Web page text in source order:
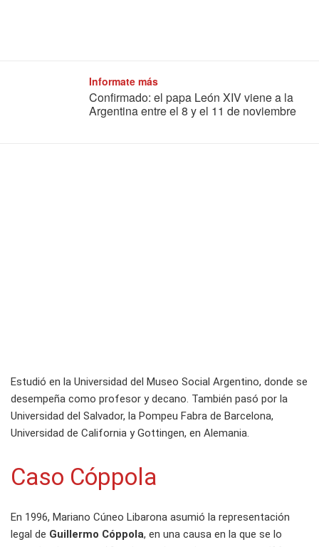
Informate más
Confirmado: el papa León XIV viene a la
Argentina entre el 8 y el 11 de noviembre
Estudió en la Universidad del Museo Social Argentino, donde se
desempeña como profesor y decano. También pasó por la
Universidad del Salvador, la Pompeu Fabra de Barcelona,
Universidad de California y Gottingen, en Alemania.
Caso Cóppola
En 1996, Mariano Cúneo Libarona asumió la representación
legal de Guillermo Cóppola, en una causa en la que se lo